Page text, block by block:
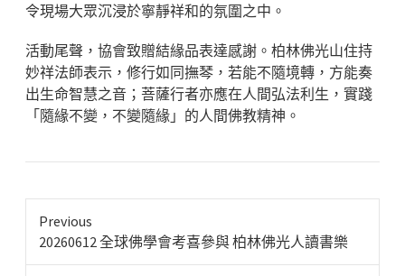
令現場大眾沉浸於寧靜祥和的氛圍之中。
活動尾聲，協會致贈結緣品表達感謝。柏林佛光山住持
妙祥法師表示，修行如同撫琴，若能不隨境轉，方能奏
出生命智慧之音；菩薩行者亦應在人間弘法利生，實踐
「隨緣不變，不變隨緣」的人間佛教精神。
Previous
Previous
20260612 全球佛學會考喜參與 柏林佛光人讀書樂